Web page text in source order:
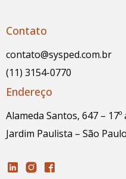
Contato
contato@sysped.com.br
(11) 3154-0770
Endereço
Alameda Santos, 647 –
Jardim Paulista – São